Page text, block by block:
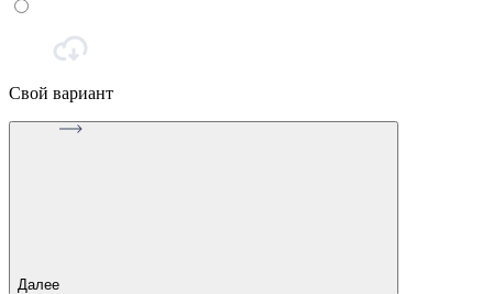
Свой вариант
Далее